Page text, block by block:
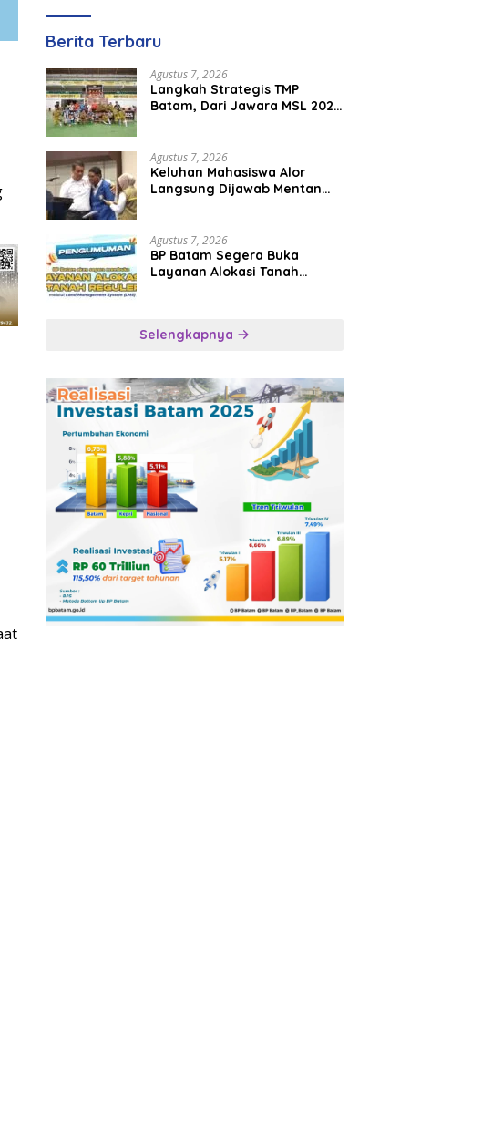
Berita Terbaru
Agustus 7, 2026
Langkah Strategis TMP
Batam, Dari Jawara MSL 2026
Agustus 7, 2026
Keluhan Mahasiswa Alor
Langsung Dijawab Mentan
Agustus 7, 2026
BP Batam Segera Buka
Layanan Alokasi Tanah
Selengkapnya